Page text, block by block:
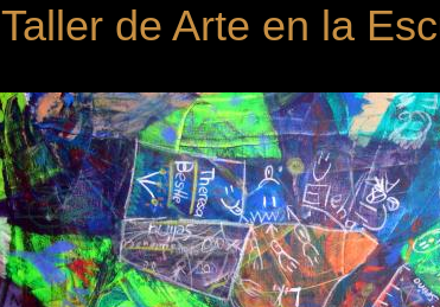
Taller de Arte en la